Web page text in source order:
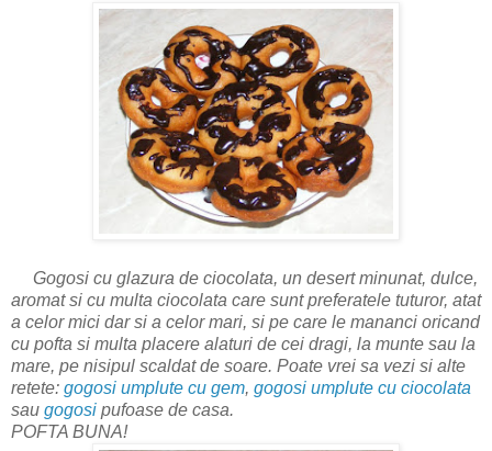
Gogosi cu glazura de ciocolata, un desert minunat, dulce,
aromat si cu multa ciocolata care sunt preferatele tuturor, atat
a celor mici dar si a celor mari, si pe care le mananci oricand
cu pofta si multa placere alaturi de cei dragi, la munte sau la
mare, pe nisipul scaldat de soare. Poate vrei sa vezi si alte
retete: gogosi umplute cu gem, gogosi umplute cu ciocolata
sau gogosi pufoase de casa.
POFTA BUNA!